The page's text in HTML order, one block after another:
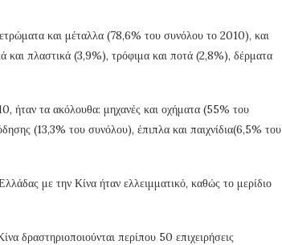
και μέταλλα (78,6% του συνόλου το 2010), και
και πλαστικά (3,9%), τρόφιμα και ποτά (2,8%), δέρματα
ήταν τα ακόλουθα: μηχανές και οχήματα (55% του
(13,3% του συνόλου), έπιπλα και παιχνίδια(6,5% του
με την Κίνα ήταν ελλειμματικό, καθώς το μερίδιο
δραστηριοποιούνται περίπου 50 επιχειρήσεις